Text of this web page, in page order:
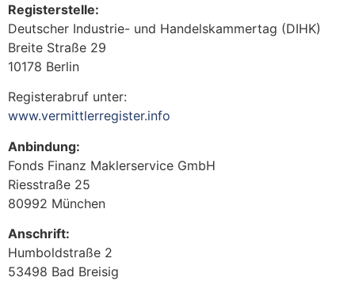
Registerstelle:
Deutscher Industrie- und Handelskammertag (DIHK)
Breite Straße 29
10178 Berlin
Registerabruf unter:
www.vermittlerregister.info
Anbindung:
Fonds Finanz Maklerservice GmbH
Riesstraße 25
80992 München
Anschrift:
Humboldstraße 2
53498 Bad Breisig